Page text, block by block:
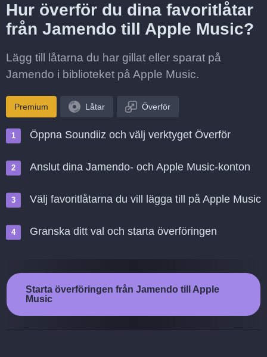
Hur överför du dina favoritlåtar
från Jamendo till Apple Music?
Lägg till låtarna du har gillat eller sparat på
Jamendo i biblioteket på Apple Music.
Premium Låtar Överför
Öppna Soundiiz och välj verktyget Överför
Anslut dina Jamendo- och Apple Music-konton
Välj favoritlåtarna du vill lägga till på Apple Music
Granska ditt val och starta överföringen
Starta överföringen från Jamendo till Apple
Music